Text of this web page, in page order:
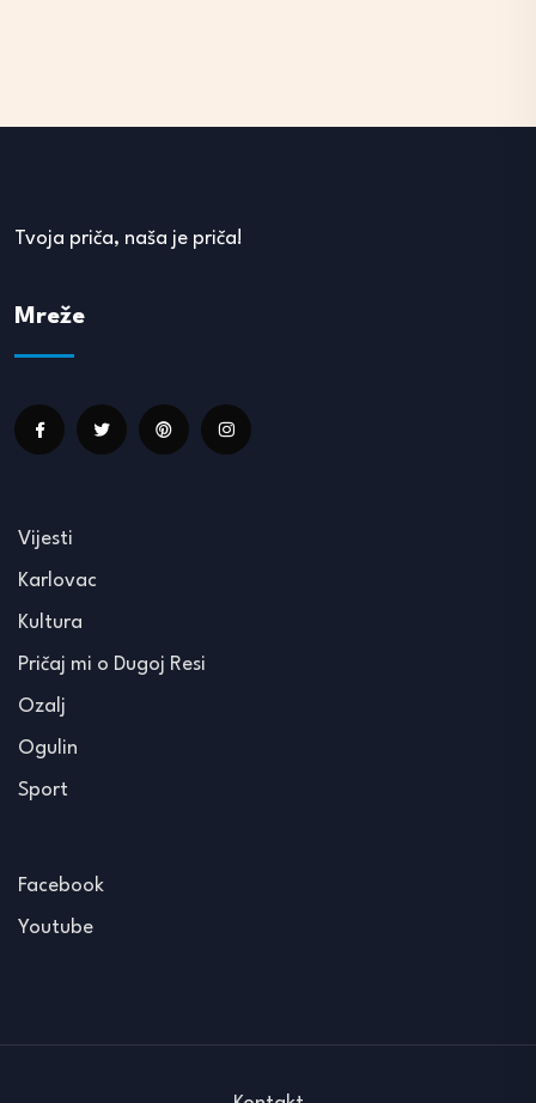
Tvoja priča, naša je priča!
Mreže
Vijesti
Karlovac
Kultura
Pričaj mi o Dugoj Resi
Ozalj
Ogulin
Sport
Facebook
Youtube